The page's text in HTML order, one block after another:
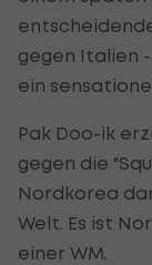
gegen Italien
ein
Pak Doo-ik
gegen die
Nordkorea
Welt. Es ist
einer WM.